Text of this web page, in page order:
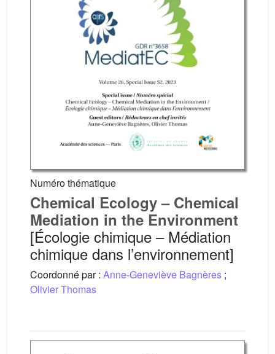
Numéro thématique
Chemical Ecology – Chemical
Mediation in the Environment
[Écologie chimique – Médiation
chimique dans l’environnement]
Coordonné par : Anne-Geneviève Bagnères ;
Olivier Thomas